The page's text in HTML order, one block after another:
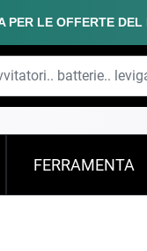
PER LE OFFERTE DEL
FERRAMENTA